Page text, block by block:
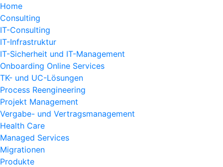
Home
Consulting
IT-Consulting
IT-Infrastruktur
IT-Sicherheit und IT-Management
Onboarding Online Services
TK- und UC-Lösungen
Process Reengineering
Projekt Management
Vergabe- und Vertragsmanagement
Health Care
Managed Services
Migrationen
Produkte